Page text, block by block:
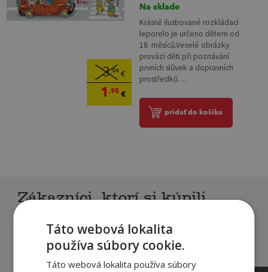
3,99 €
1 ,95€
Na sklade
Krásně ilustrované rozkládací
leporelo je určeno dětem od
18. měsíců.Veselé obrázky
provází děti při poznávání
prvních slůvek a dopravních
prostředků. ...
pridať do košíka
Zákazníci, ktorí si kúpili
Táto webová lokalita
používa súbory cookie.
Táto webová lokalita používa súbory